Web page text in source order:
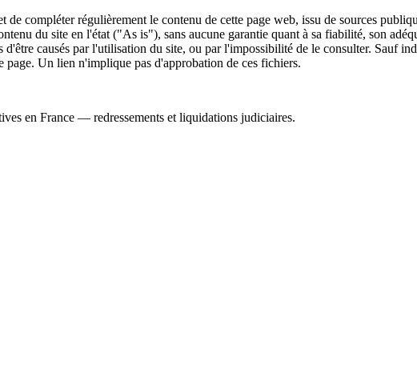
de compléter régulièrement le contenu de cette page web, issu de sources
du site en l'état ("As is"), sans aucune garantie quant à sa fiabilité, son
d'être causés par l'utilisation du site, ou par l'impossibilité de le consulter. Sauf
page. Un lien n'implique pas d'approbation de ces fichiers.
en France — redressements et liquidations judiciaires.